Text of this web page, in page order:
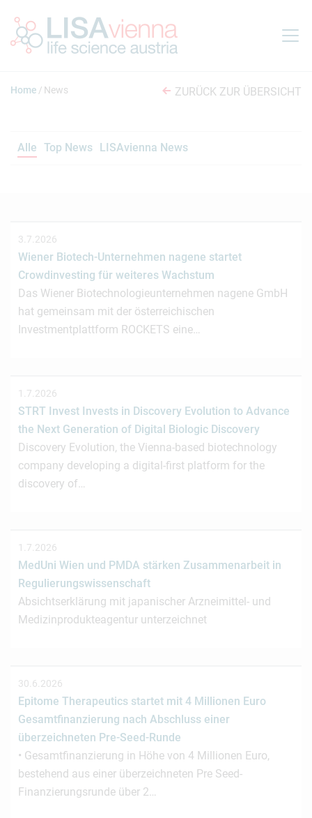
Home News ZURÜCK ZUR ÜBERSICHT
Alle Top News LISAvienna News
3.7.2026
Wiener Biotech-Unternehmen nagene startet
Crowdinvesting für weiteres Wachstum
Das Wiener Biotechnologieunternehmen nagene GmbH
hat gemeinsam mit der österreichischen
Investmentplattform ROCKETS eine…
1.7.2026
STRT Invest Invests in Discovery Evolution to Advance
the Next Generation of Digital Biologic Discovery
Discovery Evolution, the Vienna-based biotechnology
company developing a digital-first platform for the
discovery of…
1.7.2026
MedUni Wien und PMDA stärken Zusammenarbeit in
Regulierungswissenschaft
Absichtserklärung mit japanischer Arzneimittel- und
Medizinprodukteagentur unterzeichnet
30.6.2026
Epitome Therapeutics startet mit 4 Millionen Euro
Gesamtfinanzierung nach Abschluss einer
überzeichneten Pre-Seed-Runde
• Gesamtfinanzierung in Höhe von 4 Millionen Euro,
bestehend aus einer überzeichneten Pre Seed-
Finanzierungsrunde über 2…